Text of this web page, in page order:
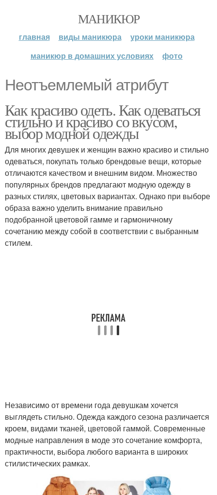
МАНИКЮР
главная виды маникюра
уроки маникюра
маникюр в домашних условиях
фото
Неотъемлемый атрибут
Как красиво одеть. Как одеваться
стильно и красиво со вкусом,
выбор модной одежды
Для многих девушек и женщин важно красиво и стильно
одеваться, покупать только брендовые вещи, которые
отличаются качеством и внешним видом. Множество
популярных брендов предлагают модную одежду в
разных стилях, цветовых вариантах. Однако при выборе
образа важно уделить внимание правильно
подобранной цветовой гамме и гармоничному
сочетанию между собой в соответствии с выбранным
стилем.
Независимо от времени года девушкам хочется
выглядеть стильно. Одежда каждого сезона различается
кроем, видами тканей, цветовой гаммой. Современные
модные направления в моде это сочетание комфорта,
практичности, выбора любого варианта в широких
стилистических рамках.